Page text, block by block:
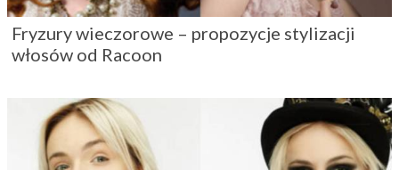
Fryzury wieczorowe – propozycje stylizacji
włosów od Racoon